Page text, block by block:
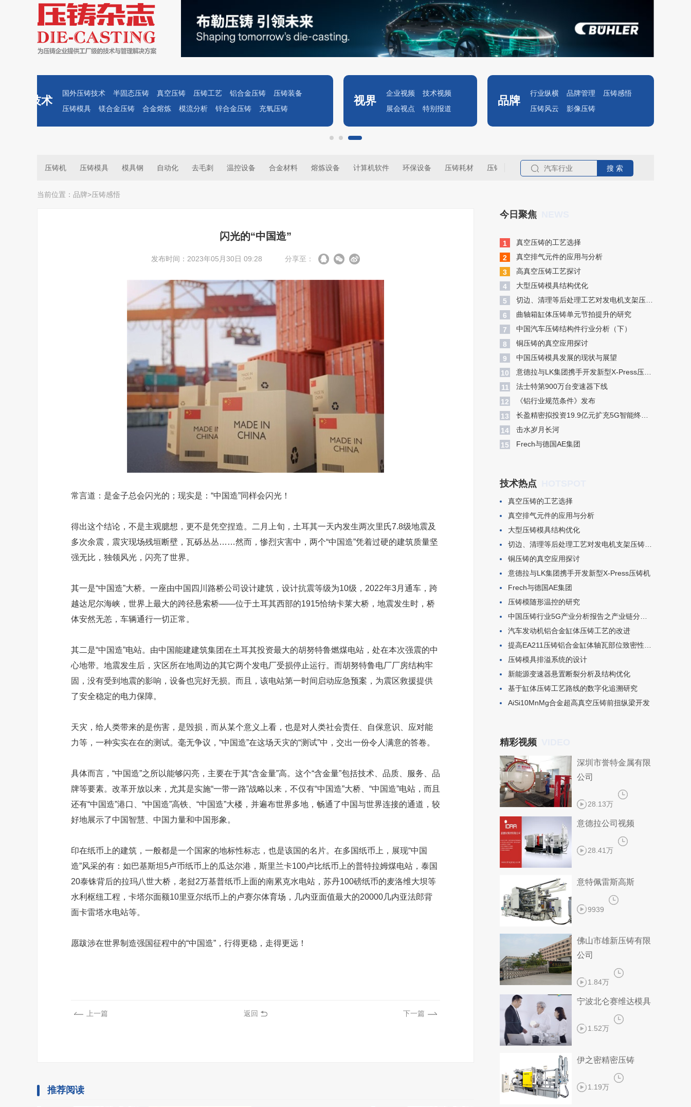
技术
国外压铸技术 半固态压铸 真空压铸 压铸工艺 铝合金压铸
压铸装备
压铸模具
镁合金压铸 合金熔炼 模流分析 锌合金压铸 充氧压铸
视界
企业视频
技术视频
展会视点
特别报道
品牌
行业纵横 品牌管理
压铸感悟
压铸风云
影像压铸
压铸机 压铸模具 模具钢 自动化 去毛刺 温控设备 合金材料 熔炼设备 计算机软件 环保设备 压铸耗材 压铸名企
当前位置： 品牌>压铸感悟
闪光的“中国造”
发布时间：2023年05月30日 09:28 分享至：
常言道：是金子总会闪光的；现实是：“中国造”同样会闪光！
得出这个结论，不是主观臆想，更不是凭空捏造。二月上旬，土耳其一天内发生两次里氏7.8级地震及
多次余震，震灾现场残垣断壁，瓦砾丛丛……然而，惨烈灾害中，两个“中国造”凭着过硬的建筑质量坚
强无比，独领风光，闪亮了世界。
其一是“中国造”大桥。一座由中国四川路桥公司设计建筑，设计抗震等级为10级，2022年3月通车，跨
越达尼尔海峡，世界上最大的跨径悬索桥——位于土耳其西部的1915恰纳卡莱大桥，地震发生时，桥
体安然无恙，车辆通行一切正常。
其二是“中国造”电站。由中国能建建筑集团在土耳其投资最大的胡努特鲁燃煤电站，处在本次强震的中
心地带。地震发生后，灾区所在地周边的其它两个发电厂受损停止运行。而胡努特鲁电厂厂房结构牢
固，没有受到地震的影响，设备也完好无损。而且，该电站第一时间启动应急预案，为震区救援提供
了安全稳定的电力保障。
天灾，给人类带来的是伤害，是毁损，而从某个意义上看，也是对人类社会责任、自保意识、应对能
力等，一种实实在在的测试。毫无争议，“中国造”在这场天灾的“测试”中，交出一份令人满意的答卷。
具体而言，“中国造”之所以能够闪亮，主要在于其“含金量”高。这个“含金量”包括技术、品质、服务、品
牌等要素。改革开放以来，尤其是实施“一带一路”战略以来，不仅有“中国造”大桥、“中国造”电站，而且
还有“中国造”港口、“中国造”高铁、“中国造”大楼，并遍布世界多地，畅通了中国与世界连接的通道，较
好地展示了中国智慧、中国力量和中国形象。
印在纸币上的建筑，一般都是一个国家的地标性标志，也是该国的名片。在多国纸币上，展现“中国
造”风采的有：如巴基斯坦5卢币纸币上的瓜达尔港，斯里兰卡100卢比纸币上的普特拉姆煤电站，泰国
20泰铢背后的拉玛八世大桥，老挝2万基普纸币上面的南累克水电站，苏丹100磅纸币的麦洛维大坝等
水利枢纽工程，卡塔尔面额10里亚尔纸币上的卢赛尔体育场，几内亚面值最大的20000几内亚法郎背
面卡雷塔水电站等。
愿跋涉在世界制造强国征程中的“中国造”，行得更稳，走得更远！
上一篇 返回 下一篇
推荐阅读
今日聚焦
1
真空压铸的工艺选择
2
真空排气元件的应用与分析
3
高真空压铸工艺探讨
4
大型压铸模具结构优化
5
切边、清理等后处理工艺对发电机支架压铸件变形的影响
6
曲轴箱缸体压铸单元节拍提升的研究
7
中国汽车压铸结构件行业分析（下）
8
铜压铸的真空应用探讨
9
中国压铸模具发展的现状与展望
10
意德拉与LK集团携手开发新型X-Press压铸机
11
​法士特第900万台变速器下线
12
​《铝行业规范条件》发布
13
长盈精密拟投资19.9亿元扩充5G智能终端模组产能
14
​击水岁月长河
15
​Frech与德国AE集团
技术热点
真空压铸的工艺选择
真空排气元件的应用与分析
大型压铸模具结构优化
切边、清理等后处理工艺对发电机支架压铸件变形的影响
铜压铸的真空应用探讨
意德拉与LK集团携手开发新型X-Press压铸机
​Frech与德国AE集团
压铸模随形温控的研究
中国压铸行业5G产业分析报告之产业链分析(二)
汽车发动机铝合金缸体压铸工艺的改进
提高EA211压铸铝合金缸体轴瓦部位致密性的生产试验
​压铸模具排溢系统的设计​
新能源变速器悬置断裂分析及结构优化
基于缸体压铸工艺路线的数字化追溯研究
​AiSi10MnMg合金超高真空压铸前扭纵梁开发
精彩视频
深圳市誉特金属有限
公司
28.13万
意德拉公司视频
28.41万
意特佩雷斯高斯
9939
佛山市雄新压铸有限
公司
1.84万
宁波北仑赛维达模具
1.52万
伊之密精密压铸
1.19万